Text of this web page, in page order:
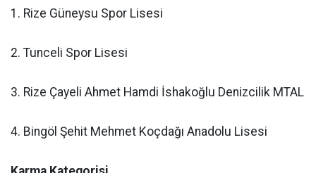
1. Rize Güneysu Spor Lisesi
2. Tunceli Spor Lisesi
3. Rize Çayeli Ahmet Hamdi İshakoğlu Denizcilik MTAL
4. Bingöl Şehit Mehmet Koçdağı Anadolu Lisesi